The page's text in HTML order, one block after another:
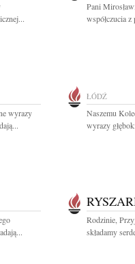
Pani
współczucia
wyrazy
ŁÓDŹ
Naszemu
wyrazy
Rodzinie,
składamy